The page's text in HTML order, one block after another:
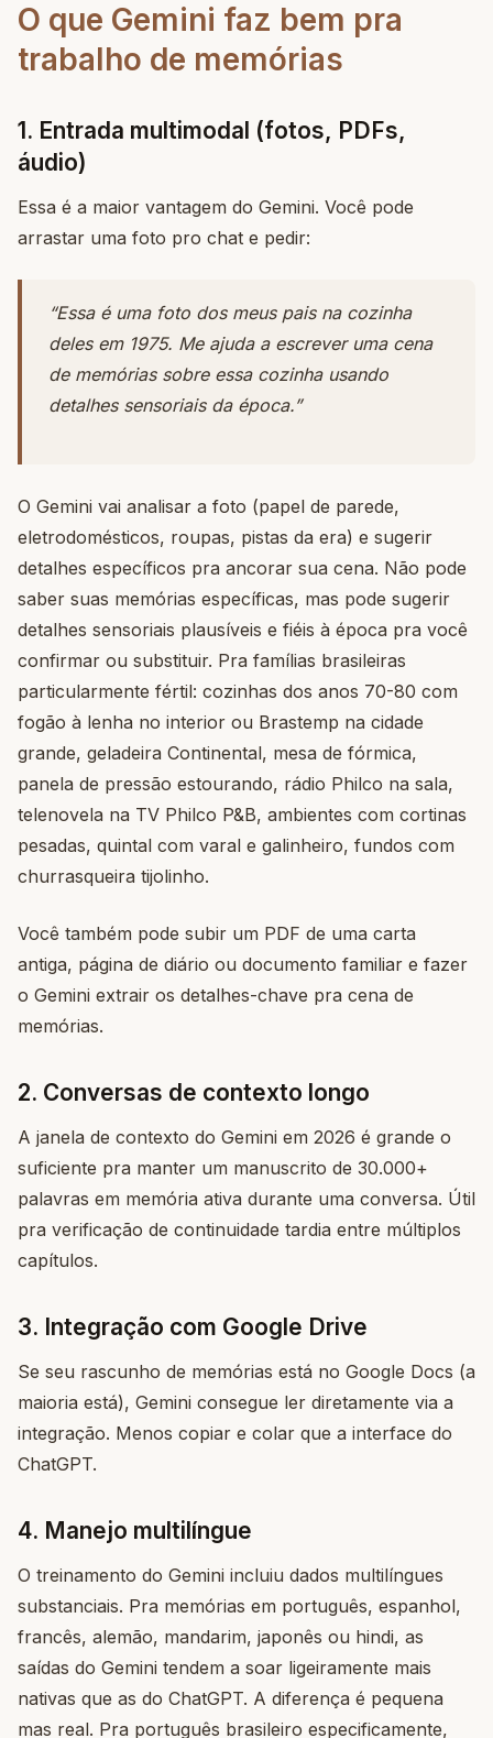
O que Gemini faz bem pra
trabalho de memórias
1. Entrada multimodal (fotos, PDFs,
áudio)
Essa é a maior vantagem do Gemini. Você pode
arrastar uma foto pro chat e pedir:
“Essa é uma foto dos meus pais na cozinha
deles em 1975. Me ajuda a escrever uma cena
de memórias sobre essa cozinha usando
detalhes sensoriais da época.”
O Gemini vai analisar a foto (papel de parede,
eletrodomésticos, roupas, pistas da era) e sugerir
detalhes específicos pra ancorar sua cena. Não pode
saber suas memórias específicas, mas pode sugerir
detalhes sensoriais plausíveis e fiéis à época pra você
confirmar ou substituir. Pra famílias brasileiras
particularmente fértil: cozinhas dos anos 70-80 com
fogão à lenha no interior ou Brastemp na cidade
grande, geladeira Continental, mesa de fórmica,
panela de pressão estourando, rádio Philco na sala,
telenovela na TV Philco P&B, ambientes com cortinas
pesadas, quintal com varal e galinheiro, fundos com
churrasqueira tijolinho.
Você também pode subir um PDF de uma carta
antiga, página de diário ou documento familiar e fazer
o Gemini extrair os detalhes-chave pra cena de
memórias.
2. Conversas de contexto longo
A janela de contexto do Gemini em 2026 é grande o
suficiente pra manter um manuscrito de 30.000+
palavras em memória ativa durante uma conversa. Útil
pra verificação de continuidade tardia entre múltiplos
capítulos.
3. Integração com Google Drive
Se seu rascunho de memórias está no Google Docs (a
maioria está), Gemini consegue ler diretamente via a
integração. Menos copiar e colar que a interface do
ChatGPT.
4. Manejo multilíngue
O treinamento do Gemini incluiu dados multilíngues
substanciais. Pra memórias em português, espanhol,
francês, alemão, mandarim, japonês ou hindi, as
saídas do Gemini tendem a soar ligeiramente mais
nativas que as do ChatGPT. A diferença é pequena
mas real. Pra português brasileiro especificamente,